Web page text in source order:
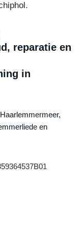
reparatie en
in
en